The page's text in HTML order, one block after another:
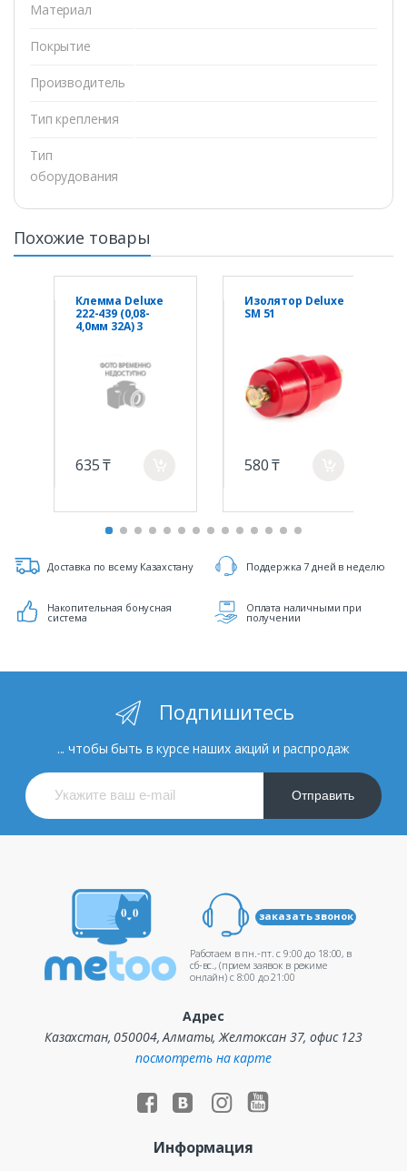
Материал
Покрытие
Производитель
Тип крепления
Тип
оборудования
Похожие товары
Клемма Deluxe
222-439 (0,08-
4,0мм 32А) 3
635 ₸
Изолятор Deluxe
SM 51
580 ₸
Доставка по всему Казахстану Поддержка 7 дней в неделю
Накопительная бонусная
система
Оплата наличными при
получении
Подпишитесь
... чтобы быть в курсе наших акций и распродаж
Отправить
заказать звонок
Работаем в пн.-пт. c 9:00 до 18:00, в
сб-вс., (прием заявок в режиме
онлайн) c 8:00 до 21:00
Адрес
Казахстан, 050004, Алматы, Желтоксан 37, офис 123
посмотреть на карте
Информация